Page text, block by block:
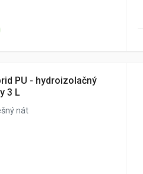
PU - hydroizolačný
3 L
nát